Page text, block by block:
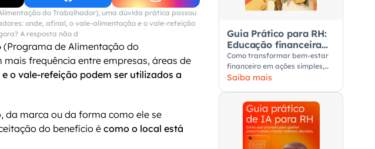
do Trabalhador), uma dúvida prática passou
onde, afinal, o vale-alimentação e o vale-refeição
A resposta não d
(Programa de Alimentação do
frequência entre empresas, áreas de
o vale-refeição podem ser utilizados a
da marca ou da forma como ele se
do benefício é como o local está
Guia Prático para RH:
Educação financeira
nas empresas
Como transformar bem-estar
financeiro em ações simples,
úteis e aplicáveis no dia a dia
Saiba mais